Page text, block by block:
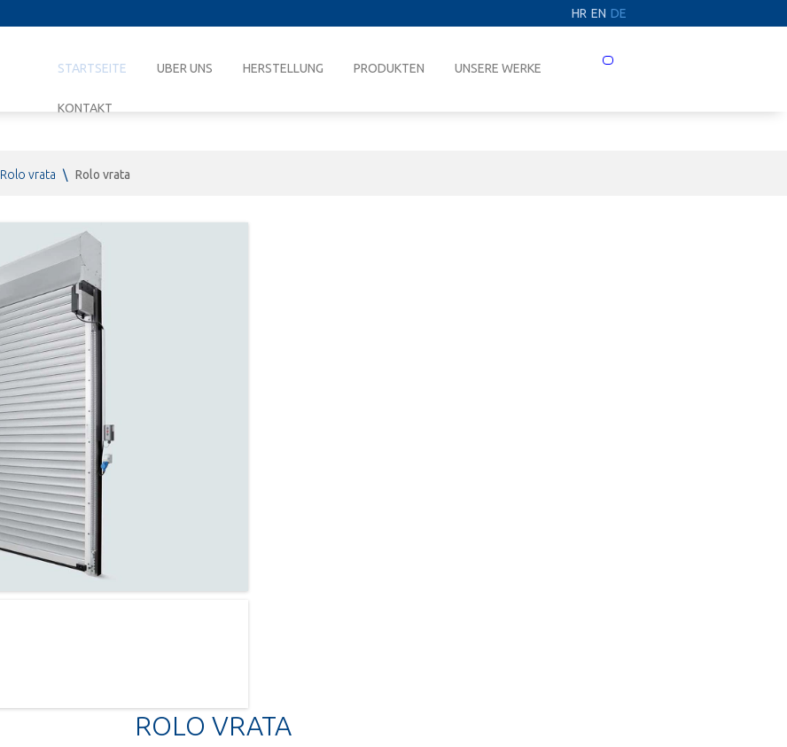
HR EN DE
Prebaci
STARTSEITE UBER UNS HERSTELLUNG PRODUKTEN UNSERE WERKE
KONTAKT
Rolo vrata \ Rolo vrata
ROLO VRATA